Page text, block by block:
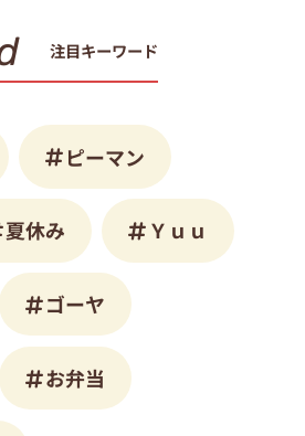
注目キーワード
ピーマン
夏休み Ｙｕｕ
ゴーヤ
お弁当